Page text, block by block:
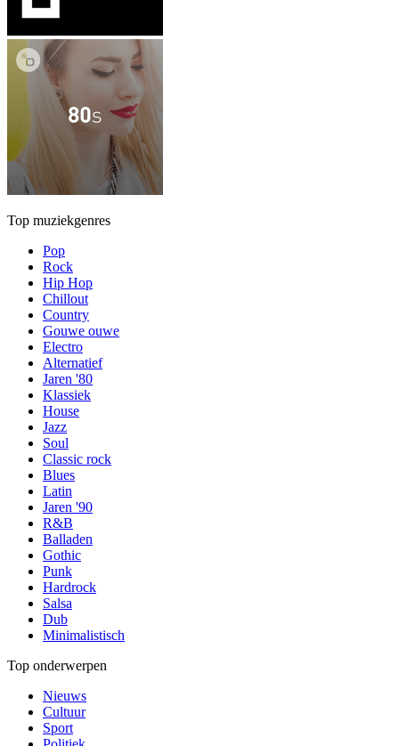
Top muziekgenres
Pop
Rock
Hip Hop
Chillout
Country
Gouwe ouwe
Electro
Alternatief
Jaren '80
Klassiek
House
Jazz
Soul
Classic rock
Blues
Latin
Jaren '90
R&B
Balladen
Gothic
Punk
Hardrock
Salsa
Dub
Minimalistisch
Top onderwerpen
Nieuws
Cultuur
Sport